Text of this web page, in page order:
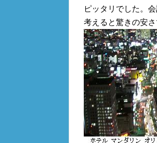
ピッタリでした。
考えると驚きの安さ